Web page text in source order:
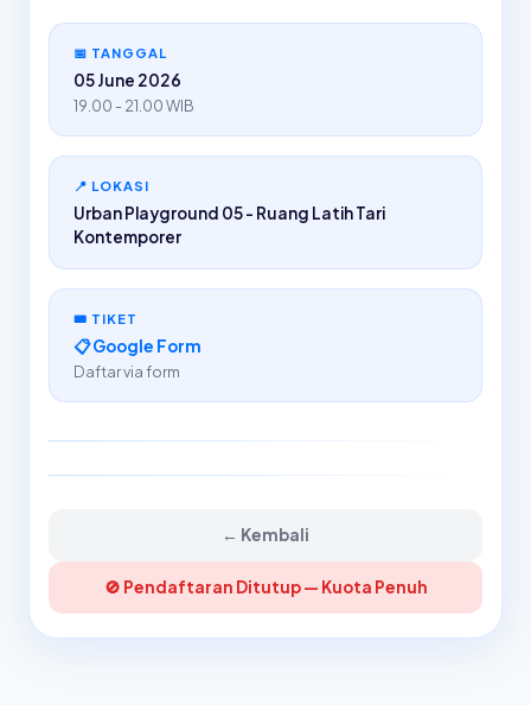
📅 TANGGAL
05 June 2026
19.00 - 21.00 WIB
📍 LOKASI
Urban Playground 05 - Ruang Latih Tari
Kontemporer
🎟️ TIKET
📋 Google Form
Daftar via form
← Kembali
🚫 Pendaftaran Ditutup — Kuota Penuh